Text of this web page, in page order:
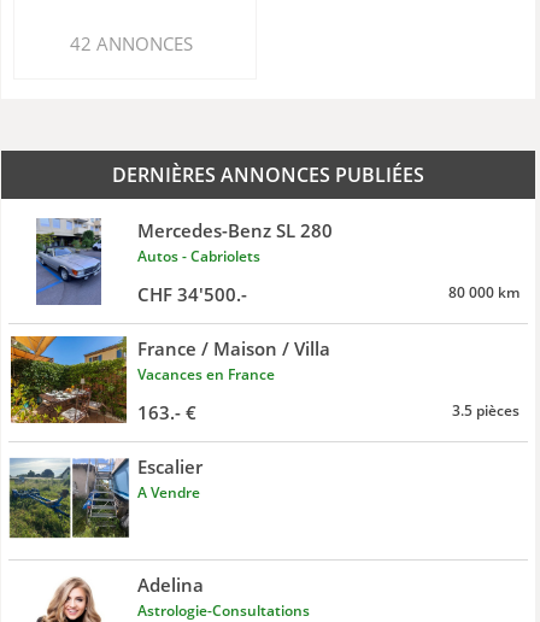
42 ANNONCES
DERNIÈRES ANNONCES PUBLIÉES
Mercedes-Benz SL 280
Autos - Cabriolets
CHF 34'500.- 80 000 km
France / Maison / Villa
Vacances en France
163.- € 3.5 pièces
Escalier
A Vendre
Adelina
Astrologie-Consultations